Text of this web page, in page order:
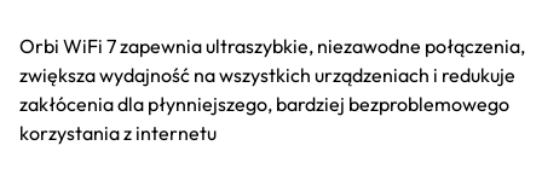
Orbi WiFi 7 zapewnia ultraszybkie, niezawodne połączenia,
zwiększa wydajność na wszystkich urządzeniach i redukuje
zakłócenia dla płynniejszego, bardziej bezproblemowego
korzystania z internetu